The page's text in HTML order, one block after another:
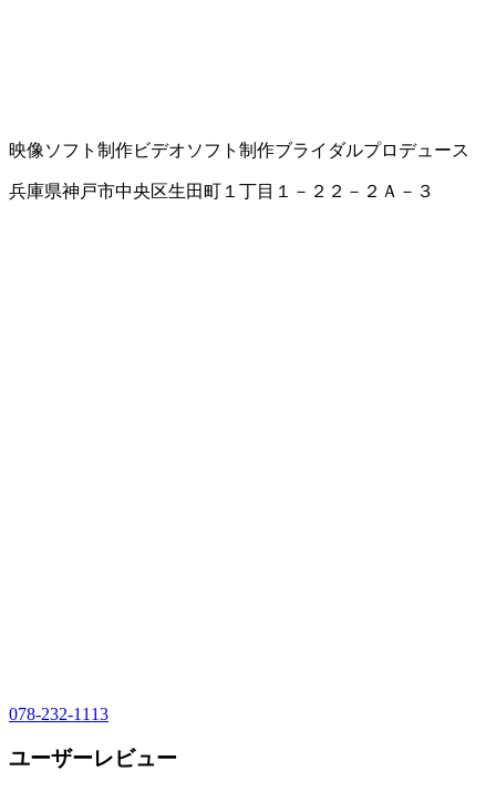
映像ソフト制作ビデオソフト制作ブライダルプロデュース
兵庫県神戸市中央区生田町１丁目１－２２－２Ａ－３
078-232-1113
ユーザーレビュー